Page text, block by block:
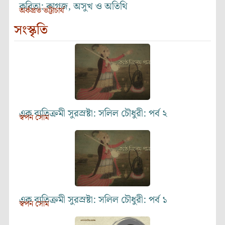
কবিতা: কাগজ, অসুখ ও অতিথি
অর্কপ্রভ ভট্টাচার্য
সংস্কৃতি
এক ব্যতিক্রমী সুরস্রষ্টা: সলিল চৌধুরী: পর্ব ২
স্বপন সোম
এক ব্যতিক্রমী সুরস্রষ্টা: সলিল চৌধুরী: পর্ব ১
স্বপন সোম